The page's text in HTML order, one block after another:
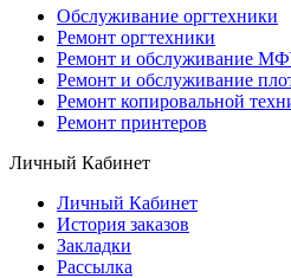
Обслуживание оргтехники
Ремонт оргтехники
Ремонт и обслуживание
Ремонт и обслуживание
Ремонт копировальной
Ремонт принтеров
Личный Кабинет
Личный Кабинет
История заказов
Закладки
Рассылка